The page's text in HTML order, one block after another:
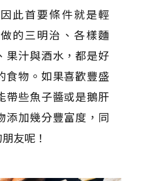
此首要條件就是輕
的三明治、各樣麵
果汁與酒水，都是好
食物。如果喜歡豐盛
帶些魚子醬或是鵝肝
添加幾分豐富度，同
友呢！